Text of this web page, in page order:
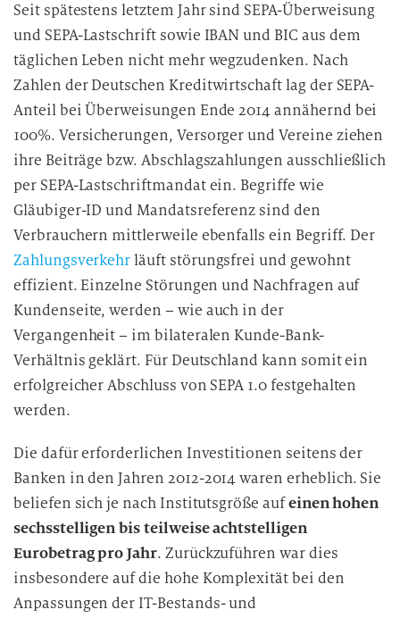
Seit spätestens letztem Jahr sind SEPA-Überweisung
und SEPA-Lastschrift sowie IBAN und BIC aus dem
täglichen Leben nicht mehr wegzudenken. Nach
Zahlen der Deutschen Kreditwirtschaft lag der SEPA-
Anteil bei Überweisungen Ende 2014 annähernd bei
100%. Versicherungen, Versorger und Vereine ziehen
ihre Beiträge bzw. Abschlagszahlungen ausschließlich
per SEPA-Lastschriftmandat ein. Begriffe wie
Gläubiger-ID und Mandatsreferenz sind den
Verbrauchern mittlerweile ebenfalls ein Begriff. Der
Zahlungsverkehrläuft störungsfrei und gewohnt
effizient. Einzelne Störungen und Nachfragen auf
Kundenseite, werden – wie auch in der
Vergangenheit – im bilateralen Kunde-Bank-
Verhältnis geklärt. Für Deutschland kann somit ein
erfolgreicher Abschluss von SEPA 1.0 festgehalten
werden.
Die dafür erforderlichen Investitionen seitens der
Banken in den Jahren 2012-2014 waren erheblich. Sie
beliefen sich je nach Institutsgröße aufeinen hohen
sechsstelligen bis teilweise achtstelligen
Eurobetrag pro Jahr. Zurückzuführen war dies
insbesondere auf die hohe Komplexität bei den
Anpassungen der IT-Bestands- und